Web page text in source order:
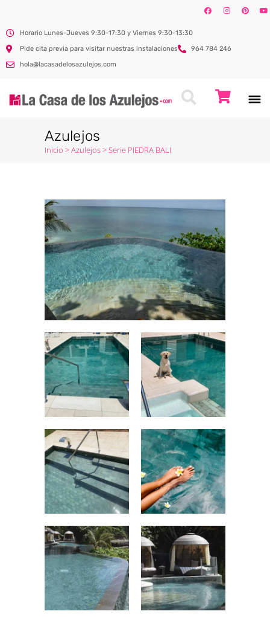
Horario Lunes-Jueves 9:30-17:30 y Viernes 9:30-13:30
Pide cita previa para visitar nuestras instalaciones
964 784 246
hola@lacasadelosazulejos.com
Azulejos
Inicio >Azulejos>Serie PIEDRA BALI